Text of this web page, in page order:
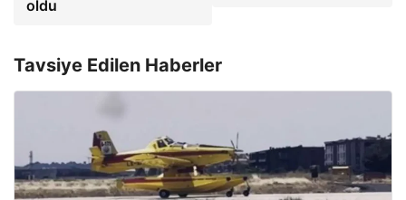
oldu
Tavsiye Edilen Haberler